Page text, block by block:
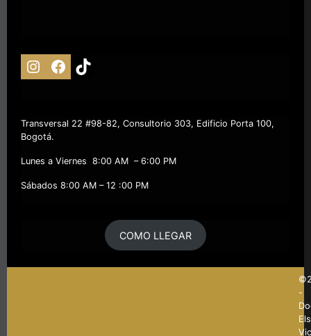
Transversal 22 #98-82, Consultorio 303, Edificio Porta 100,
Bogotá.
Lunes a Viernes 8:00 AM – 6:00 PM
Sábados 8:00 AM – 12 :00 PM
COMO LLEGAR
-